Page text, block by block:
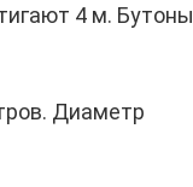
4 м. Бутоны
Диаметр